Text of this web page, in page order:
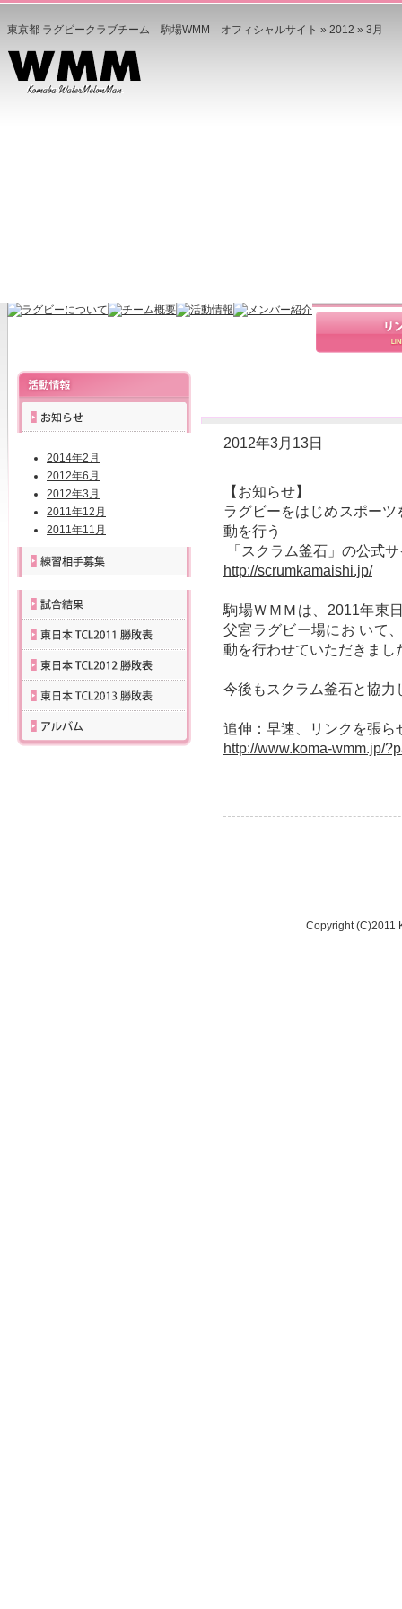
東京都 ラグビークラブチーム 駒場WMM オフィシャルサイト » 2012 » 3月
2014年2月
2012年6月
2012年3月
2011年12月
2011年11月
2012年3月13日
【お知らせ】
ラグビーをはじめスポー
動を行う
「スクラム釜石」の公式
http://scrumkamaishi.jp/
駒場ＷＭＭは、2011年東
父宮ラグビー場にお いて
動を行わせていただきまし
今後もスクラム釜石と協
追伸：早速、リンクを張ら
http://www.koma-wmm.jp/
Copyright (C)2011